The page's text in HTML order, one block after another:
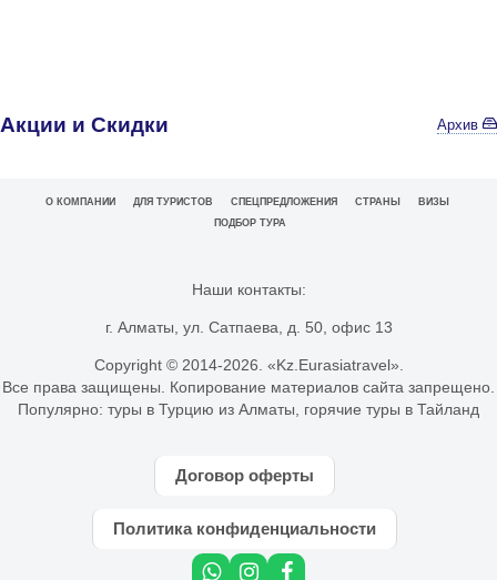
Акции и Скидки Архив
О КОМПАНИИ ДЛЯ ТУРИСТОВ СПЕЦПРЕДЛОЖЕНИЯ СТРАНЫ
ВИЗЫ
ПОДБОР ТУРА
Наши контакты:
г. Алматы, ул. Сатпаева, д. 50, офис 13
Copyright © 2014-2026. «Kz.Eurasiatravel».
Все права защищены. Копирование материалов сайта запрещено.
Популярно: туры в Турцию из Алматы горячие туры в Тайланд
Договор оферты
Политика конфиденциальности